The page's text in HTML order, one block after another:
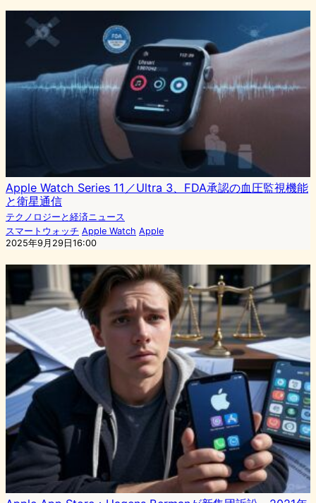
Apple Watch Series 11／Ultra 3、FDA承認の血圧監視機能
と衛星通信
テクノロジーと経済ニュース
スマートウォッチ Apple Watch Apple
2025年9月29日16:00